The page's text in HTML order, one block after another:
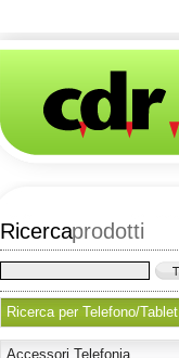
Ricercaprodotti
Ricerca per Telefono/Tablet
Accessori Telefonia